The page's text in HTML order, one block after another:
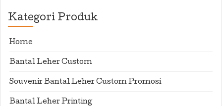
Kategori Produk
Home
Bantal Leher Custom
Souvenir Bantal Leher Custom Promosi
Bantal Leher Printing